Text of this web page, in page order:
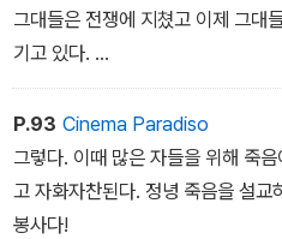
그대들은 전쟁에 지쳤고 이제 그대
기고 있다.
P.93 Cinema Paradiso
그렇다. 이때 많은 자들을 위해 죽
고 자화자찬된다. 정녕 죽음을 설교
봉사다!